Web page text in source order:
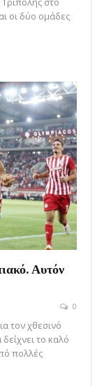
οι δύο ομάδες
Αυτόν
0
τον χθεσινό
το καλό
πολλές